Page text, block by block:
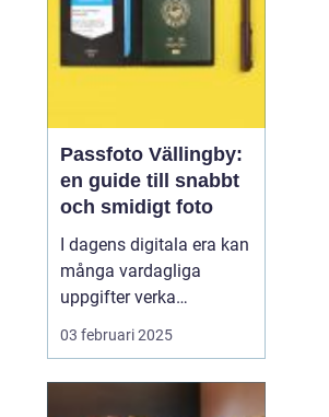
Passfoto Vällingby:
en guide till snabbt
och smidigt foto
I dagens digitala era kan
många vardagliga
uppgifter verka
överväldigande. Att
men oroa dig inte, det
03 februari 2025